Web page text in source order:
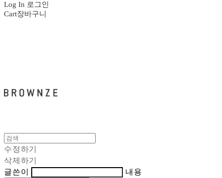
Log In 로그인
Cart장바구니
수정하기
삭제하기
글쓴이
내용